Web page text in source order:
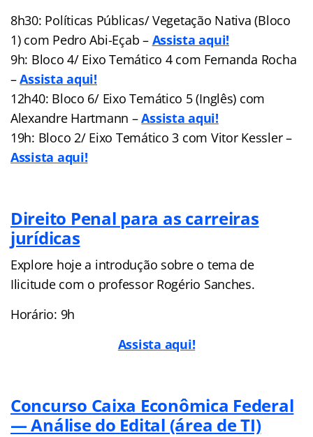
8h30: Políticas Públicas/ Vegetação Nativa (Bloco
1) com Pedro Abi-Eçab – Assista aqui!
9h: Bloco 4/ Eixo Temático 4 com Fernanda Rocha
–Assista aqui!
12h40: Bloco 6/ Eixo Temático 5 (Inglês) com
Alexandre Hartmann –Assista aqui!
19h: Bloco 2/ Eixo Temático 3 com Vitor Kessler –
Assista aqui!
Direito Penal para as carreiras
jurídicas
Explore hoje a introdução sobre o tema de
Ilicitude com o professor Rogério Sanches.
Horário: 9h
Assista aqui!
Concurso Caixa Econômica Federal
— Análise do Edital (área de TI)